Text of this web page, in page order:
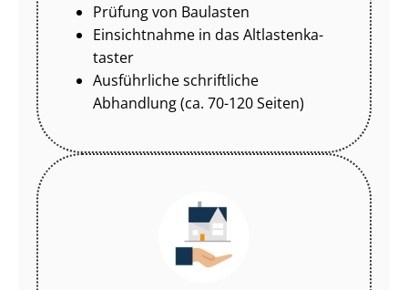
Prüfung von Baulasten
Einsichtnahme in das Alt­las­ten­ka­
tas­ter
Ausführliche schriftliche
Abhandlung (ca. 70-120 Seiten)